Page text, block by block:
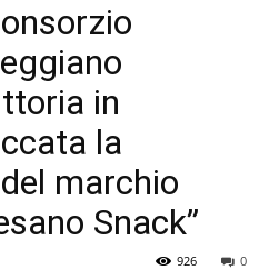
in
la
marchio
Snack”
0
926